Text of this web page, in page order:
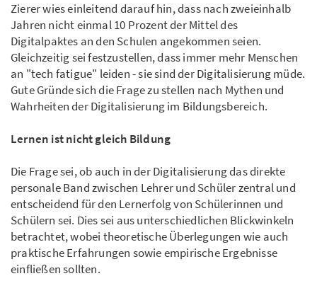
Zierer wies einleitend darauf hin, dass nach zweieinhalb
Jahren nicht einmal 10 Prozent der Mittel des
Digitalpaktes an den Schulen angekommen seien.
Gleichzeitig sei festzustellen, dass immer mehr Menschen
an "tech fatigue" leiden - sie sind der Digitalisierung müde.
Gute Gründe sich die Frage zu stellen nach Mythen und
Wahrheiten der Digitalisierung im Bildungsbereich.
Lernen ist nicht gleich Bildung
Die Frage sei, ob auch in der Digitalisierung das direkte
personale Band zwischen Lehrer und Schüler zentral und
entscheidend für den Lernerfolg von Schülerinnen und
Schülern sei. Dies sei aus unterschiedlichen Blickwinkeln
betrachtet, wobei theoretische Überlegungen wie auch
praktische Erfahrungen sowie empirische Ergebnisse
einfließen sollten.